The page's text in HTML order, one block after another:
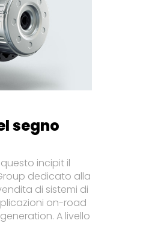
segno
incipit il
dedicato alla
di sistemi di
on-road
A livello